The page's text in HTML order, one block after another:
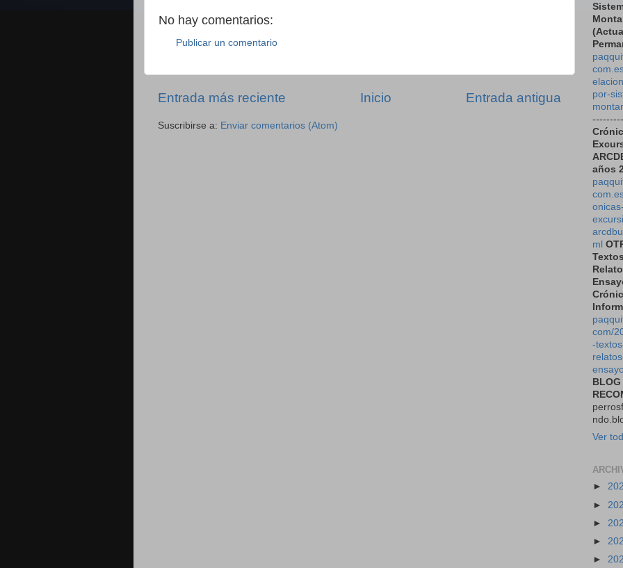
No hay comentarios:
Publicar un comentario
Entrada más reciente Entrada antigua
Inicio
Suscribirse a: Enviar comentarios (Atom)
por-
años
onicas-
ml
Textos
com/
-
BLOG
Ver
►
►
►
►
►